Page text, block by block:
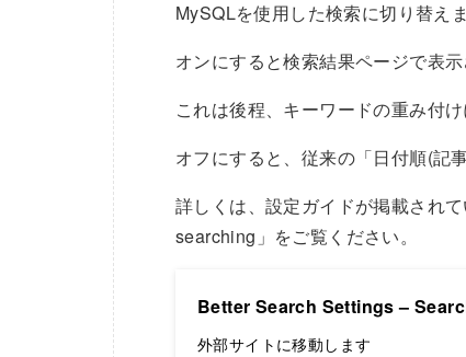
MySQLを使用した検索に切り替えま
オンにすると検索結果ページで表
これは後程、キーワードの重み付け
オフにすると、従来の「日付順(記
詳しくは、設定ガイドが掲載され
searching」をご覧ください。
Better Search Settings –
外部サイトに移動します